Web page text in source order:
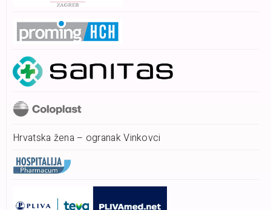
Hrvatska žena – ogranak Vinkovci